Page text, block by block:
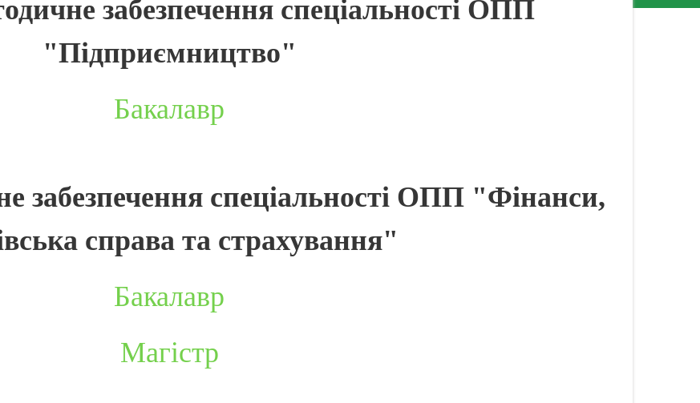
забезпечення спеціальності ОПП
"Підприємництво"
Бакалавр
забезпечення спеціальності ОПП "Фінанси,
справа та страхування"
Бакалавр
Магістр